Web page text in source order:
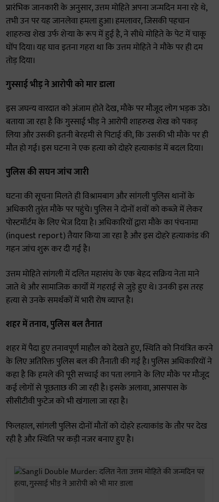
प्रारंभिक जानकारी के अनुसार, उत्तम मोहिते अपना जन्मदिन मना रहे थे,
तभी उन पर यह जानलेवा हमला हुआ। हमलावर, जिसकी पहचान
शाहरुख शेख उर्फ शेऱ्या के रूप में हुई है, ने सीधे मोहिते के पेट में चाकू
घोंप दिया। यह घाव इतना गहरा था कि उत्तम मोहिते ने मौके पर ही दम
तोड़ दिया।
गुस्साई भीड़ ने आरोपी को मार डाला
इस जघन्य वारदात को अंजाम होते देख, मौके पर मौजूद लोग भड़क उठे।
बताया जा रहा है कि गुस्साई भीड़ ने आरोपी शाहरुख शेख को पकड़
लिया और उसकी इतनी बेरहमी से पिटाई की, कि उसकी भी मौके पर ही
मौत हो गई। इस घटना ने एक हत्या को दोहरे हत्याकांड में बदल दिया।
पुलिस की सघन जांच जारी
घटना की सूचना मिलते ही विश्रामबाग और सांगली पुलिस थानों के
अधिकारी तुरंत मौके पर पहुंचे। पुलिस ने दोनों शवों को कब्जे में लेकर
पोस्टमॉर्टम के लिए भेज दिया है। अधिकारियों द्वारा मौके का पंचनामा
(inquest report) तैयार किया जा रहा है और इस दोहरे हत्याकांड की
गहन जांच शुरू कर दी गई है।
उत्तम मोहिते सांगली में दलित महासंघ के एक बेहद सक्रिय नेता माने
जाते थे और सामाजिक कार्यों में गहराई से जुड़े हुए थे। उनकी इस तरह
हत्या से उनके समर्थकों में भारी रोष व्याप्त है।
शहर में तनाव, पुलिस बल तैनात
शहर में पैदा हुए तनावपूर्ण माहौल को देखते हुए, स्थिति को नियंत्रित करने
के लिए अतिरिक्त पुलिस बल की तैनाती की गई है। पुलिस अधिकारियों ने
कहा है कि हमले की पूरी सच्चाई का पता लगाने के लिए मौके पर मौजूद
कई लोगों से पूछताछ की जा रही है। इसके अलावा, आसपास के
सीसीटीवी फुटेज को भी खंगाला जा रहा है।
फिलहाल, सांगली पुलिस दोनों मौतों को दोहरे हत्याकांड के तौर पर देख
रही है और स्थिति पर कड़ी नजर बनाए हुए है।